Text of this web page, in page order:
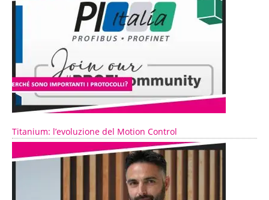
Titanium: l’evoluzione del Motion Control